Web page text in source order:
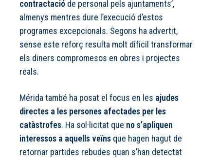
contractació de personal pels ajuntaments’,
almenys mentres dure l’execució d’estos
programes excepcionals. Segons ha advertit,
sense este reforç resulta molt difícil transformar
els diners compromesos en obres i projectes
reals.
Mérida també ha posat el focus en les ajudes
directes a les persones afectades per les
catàstrofes. Ha sol·licitat que no s’apliquen
interessos a aquells veïns que hagen hagut de
retornar partides rebudes quan s’han detectat